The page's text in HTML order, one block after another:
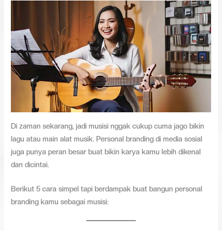
Di zaman sekarang, jadi musisi nggak cukup cuma jago bikin
lagu atau main alat musik. Personal branding di media sosial
juga punya peran besar buat bikin karya kamu lebih dikenal
dan dicintai.
Berikut 5 cara simpel tapi berdampak buat bangun personal
branding kamu sebagai musisi: